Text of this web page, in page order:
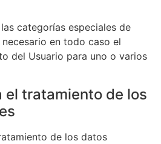
categorías especiales de
en todo caso el
del Usuario para uno o varios
el tratamiento de los
de los datos